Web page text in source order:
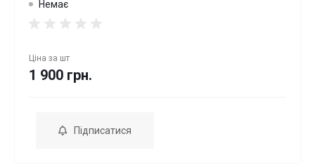
Немає
Ціна за шт
1 900 грн.
Підписатися